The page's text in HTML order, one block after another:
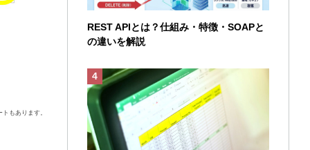
もあります。
REST APIとは？仕組み・特徴・SOAPと
の違いを解説